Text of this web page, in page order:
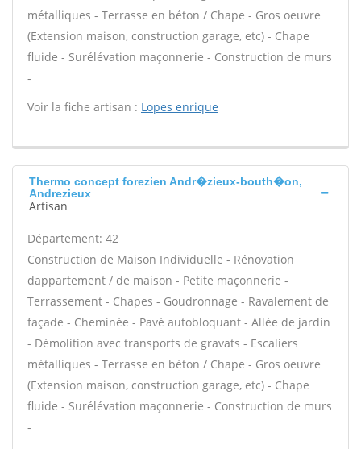
métalliques - Terrasse en béton / Chape - Gros oeuvre
(Extension maison, construction garage, etc) - Chape
fluide - Surélévation maçonnerie - Construction de murs
-
Voir la fiche artisan : Lopes enrique
Thermo concept forezien Andr�zieux-bouth�on,
Andrezieux
Artisan
Département: 42
Construction de Maison Individuelle - Rénovation
dappartement / de maison - Petite maçonnerie -
Terrassement - Chapes - Goudronnage - Ravalement de
façade - Cheminée - Pavé autobloquant - Allée de jardin
- Démolition avec transports de gravats - Escaliers
métalliques - Terrasse en béton / Chape - Gros oeuvre
(Extension maison, construction garage, etc) - Chape
fluide - Surélévation maçonnerie - Construction de murs
-